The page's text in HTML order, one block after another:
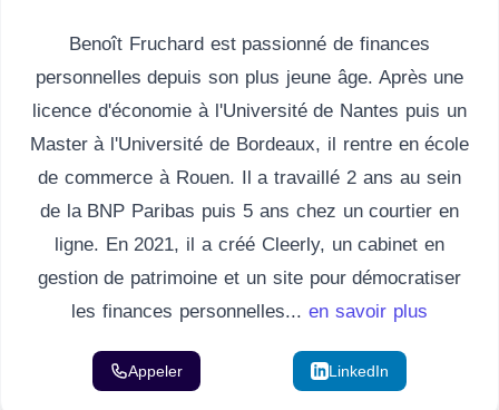
Benoît Fruchard est passionné de finances
personnelles depuis son plus jeune âge. Après une
licence d'économie à l'Université de Nantes puis un
Master à l'Université de Bordeaux, il rentre en école
de commerce à Rouen. Il a travaillé 2 ans au sein
de la BNP Paribas puis 5 ans chez un courtier en
ligne. En 2021, il a créé Cleerly, un cabinet en
gestion de patrimoine et un site pour démocratiser
les finances personnelles... en savoir plus
Appeler LinkedIn